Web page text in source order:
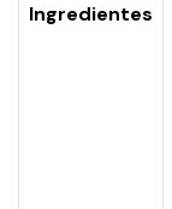
Ingredientes